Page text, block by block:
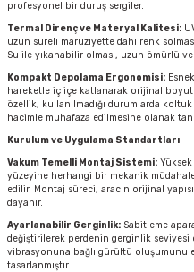
profesyonel bir duruş sergiler.
Termal Direnç ve Materyal Kalitesi:
uzun süreli maruziyette dahi renk
Su ile yıkanabilir olması, uzun ömürlü
Kompakt Depolama Ergonomisi:
hareketle iç içe katlanarak orijinal
özellik, kullanılmadığı durumlarda
hacimle muhafaza edilmesine olanak
Kurulum ve Uygulama Standartları
Vakum Temelli Montaj Sistemi:
yüzeyine herhangi bir mekanik
edilir. Montaj süreci, aracın orijinal
dayanır.
Ayarlanabilir Gerginlik: Sabitleme
değiştirilerek perdenin gerginlik
vibrasyonuna bağlı gürültü oluşumunu
tasarlanmıştır.